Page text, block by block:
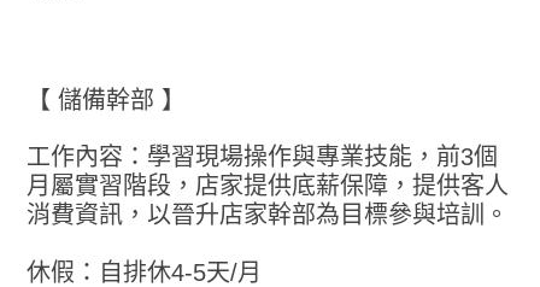
【 儲備幹部 】
工作內容：學習現場操作與專業技能，前3個
月屬實習階段，店家提供底薪保障，提供客人
消費資訊，以晉升店家幹部為目標參與培訓。
休假：自排休4-5天/月